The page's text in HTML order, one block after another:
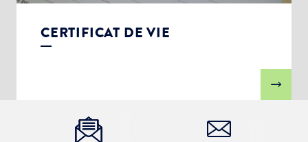
CERTIFICAT DE VIE